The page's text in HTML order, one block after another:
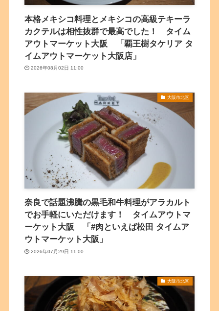
本格メキシコ料理とメキシコの高級テキーラ
カクテルは相性抜群で最高でした！ タイム
アウトマーケット大阪 「覇王樹タケリア タ
イムアウトマーケット大阪店」
2026年08月02日 11:00
大阪市北区
奈良で話題沸騰の黒毛和牛料理がアラカルト
でお手軽にいただけます！ タイムアウトマ
ーケット大阪 「#肉といえば松田 タイムア
ウトマーケット大阪」
2026年07月29日 11:00
大阪市北区